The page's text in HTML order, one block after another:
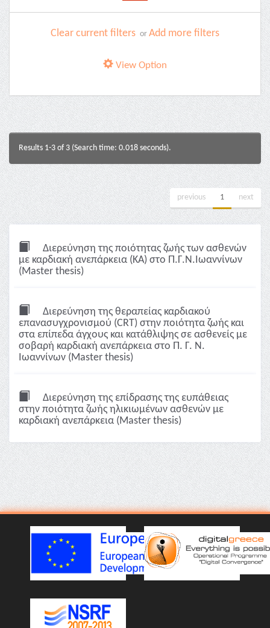
Clear current filters or Add more filters
View Option
Results 1-3 of 3 (Search time: 0.018 seconds).
previous 1 next
Διερεύνηση της ποιότητας ζωής των ασθενών
με καρδιακή ανεπάρκεια (ΚΑ) στο Π.Γ.Ν.Ιωαννίνων
(Master thesis)
Διερεύνηση της θεραπείας καρδιακού
επανασυγχρονισμού (CRT) στην ποιότητα ζωής και
στα επίπεδα άγχους και κατάθλιψης σε ασθενείς με
σοβαρή καρδιακή ανεπάρκεια στο Π. Γ. Ν.
Ιωαννίνων (Master thesis)
Διερεύνηση της επίδρασης της ευπάθειας
στην ποιότητα ζωής ηλικιωμένων ασθενών με
καρδιακή ανεπάρκεια (Master thesis)